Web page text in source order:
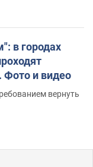
в городах
Фото и видео
вернуть